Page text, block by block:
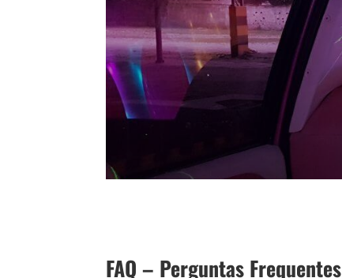
FAQ – Perguntas Frequentes